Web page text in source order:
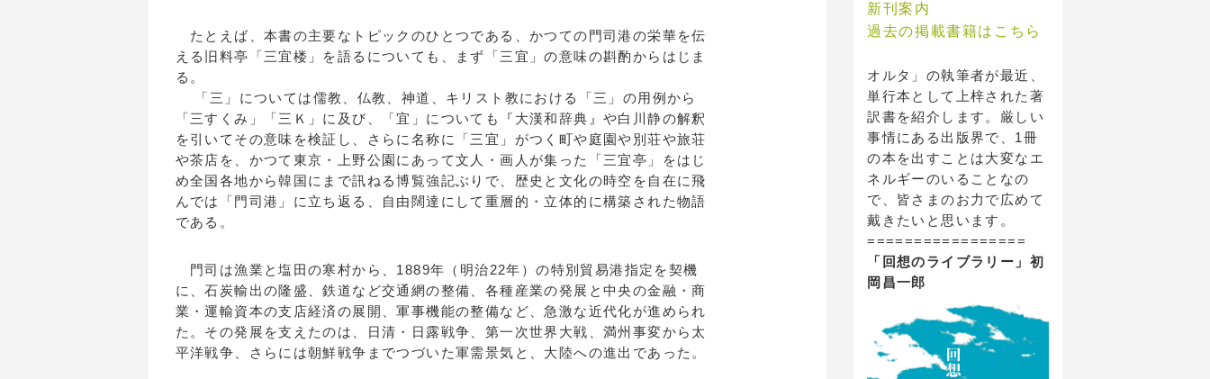
たとえば、本書の主要なトピックのひとつである、かつての門司港の栄華を伝
える旧料亭「三宜楼」を語るについても、まず「三宜」の意味の斟酌からはじま
る。
「三」については儒教、仏教、神道、キリスト教における「三」の用例から
「三すくみ」「三Ｋ」に及び、「宜」についても『大漢和辞典』や白川静の解釈
を引いてその意味を検証し、さらに名称に「三宜」がつく町や庭園や別荘や旅荘
や茶店を、かつて東京・上野公園にあって文人・画人が集った「三宜亭」をはじ
め全国各地から韓国にまで訊ねる博覧強記ぶりで、歴史と文化の時空を自在に飛
んでは「門司港」に立ち返る、自由闊達にして重層的・立体的に構築された物語
である。
門司は漁業と塩田の寒村から、1889年（明治22年）の特別貿易港指定を契機
に、石炭輸出の隆盛、鉄道など交通網の整備、各種産業の発展と中央の金融・商
業・運輸資本の支店経済の展開、軍事機能の整備など、急激な近代化が進められ
た。その発展を支えたのは、日清・日露戦争、第一次世界大戦、満州事変から太
平洋戦争、さらには朝鮮戦争までつづいた軍需景気と、大陸への進出であった。
新刊案内
過去の掲載書籍はこちら
オルタ」の執筆者が最近、
単行本として上梓された著
訳書を紹介します。厳しい
事情にある出版界で、1冊
の本を出すことは大変なエ
ネルギーのいることなの
で、皆さまのお力で広めて
戴きたいと思います。
=================
「回想のライブラリー」初
岡昌一郎